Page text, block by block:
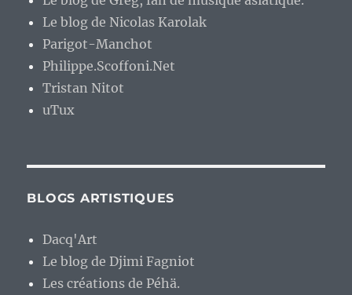
Le blog de Nicolas Karolak
Parigot-Manchot
Philippe.Scoffoni.Net
Tristan Nitot
uTux
BLOGS ARTISTIQUES
Dacq'Art
Le blog de Djimi Fagniot
Les créations de Péhä.